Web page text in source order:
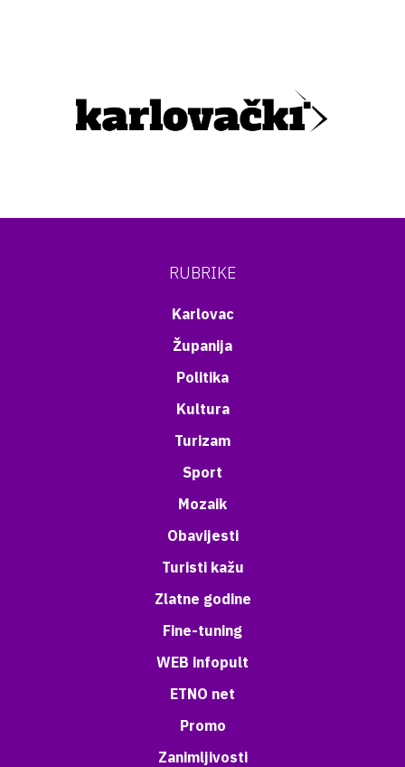
RUBRIKE
Karlovac
Županija
Politika
Kultura
Turizam
Sport
Mozaik
Obavijesti
Turisti kažu
Zlatne godine
Fine-tuning
WEB infopult
ETNO net
Promo
Zanimljivosti